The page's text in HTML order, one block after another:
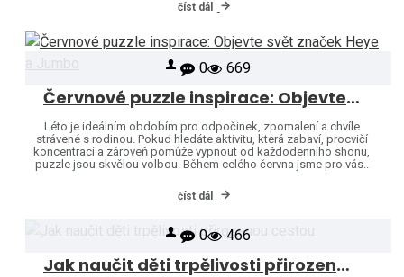
číst dál
0 669
Červnové puzzle inspirace: Objevte svět značek Heye a Jumbo
Léto je ideálním obdobím pro odpočinek, zpomalení a chvíle
strávené s rodinou. Pokud hledáte aktivitu, která zabaví, procvičí
koncentraci a zároveň pomůže vypnout od každodenního shonu,
puzzle jsou skvělou volbou. Během celého června jsme pro vás..
číst dál
0 466
Jak naučit děti trpělivosti přirozenou cestou